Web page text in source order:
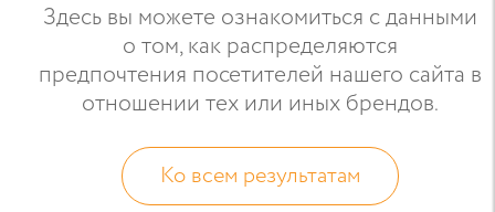
Здесь вы можете ознакомиться с данными
о том, как распределяются
предпочтения посетителей нашего сайта в
отношении тех или иных брендов.
Ко всем результатам